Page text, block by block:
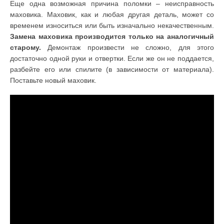
Еще одна возможная причина поломки – неисправность
маховика. Маховик, как и любая другая деталь, может со
временем износиться или быть изначально некачественным.
Замена маховика производится только на аналогичный
старому. Демонтаж произвести не сложно, для этого
достаточно одной руки и отвертки. Если же он не поддается,
разбейте его или спилите (в зависимости от материала).
Поставьте новый маховик.